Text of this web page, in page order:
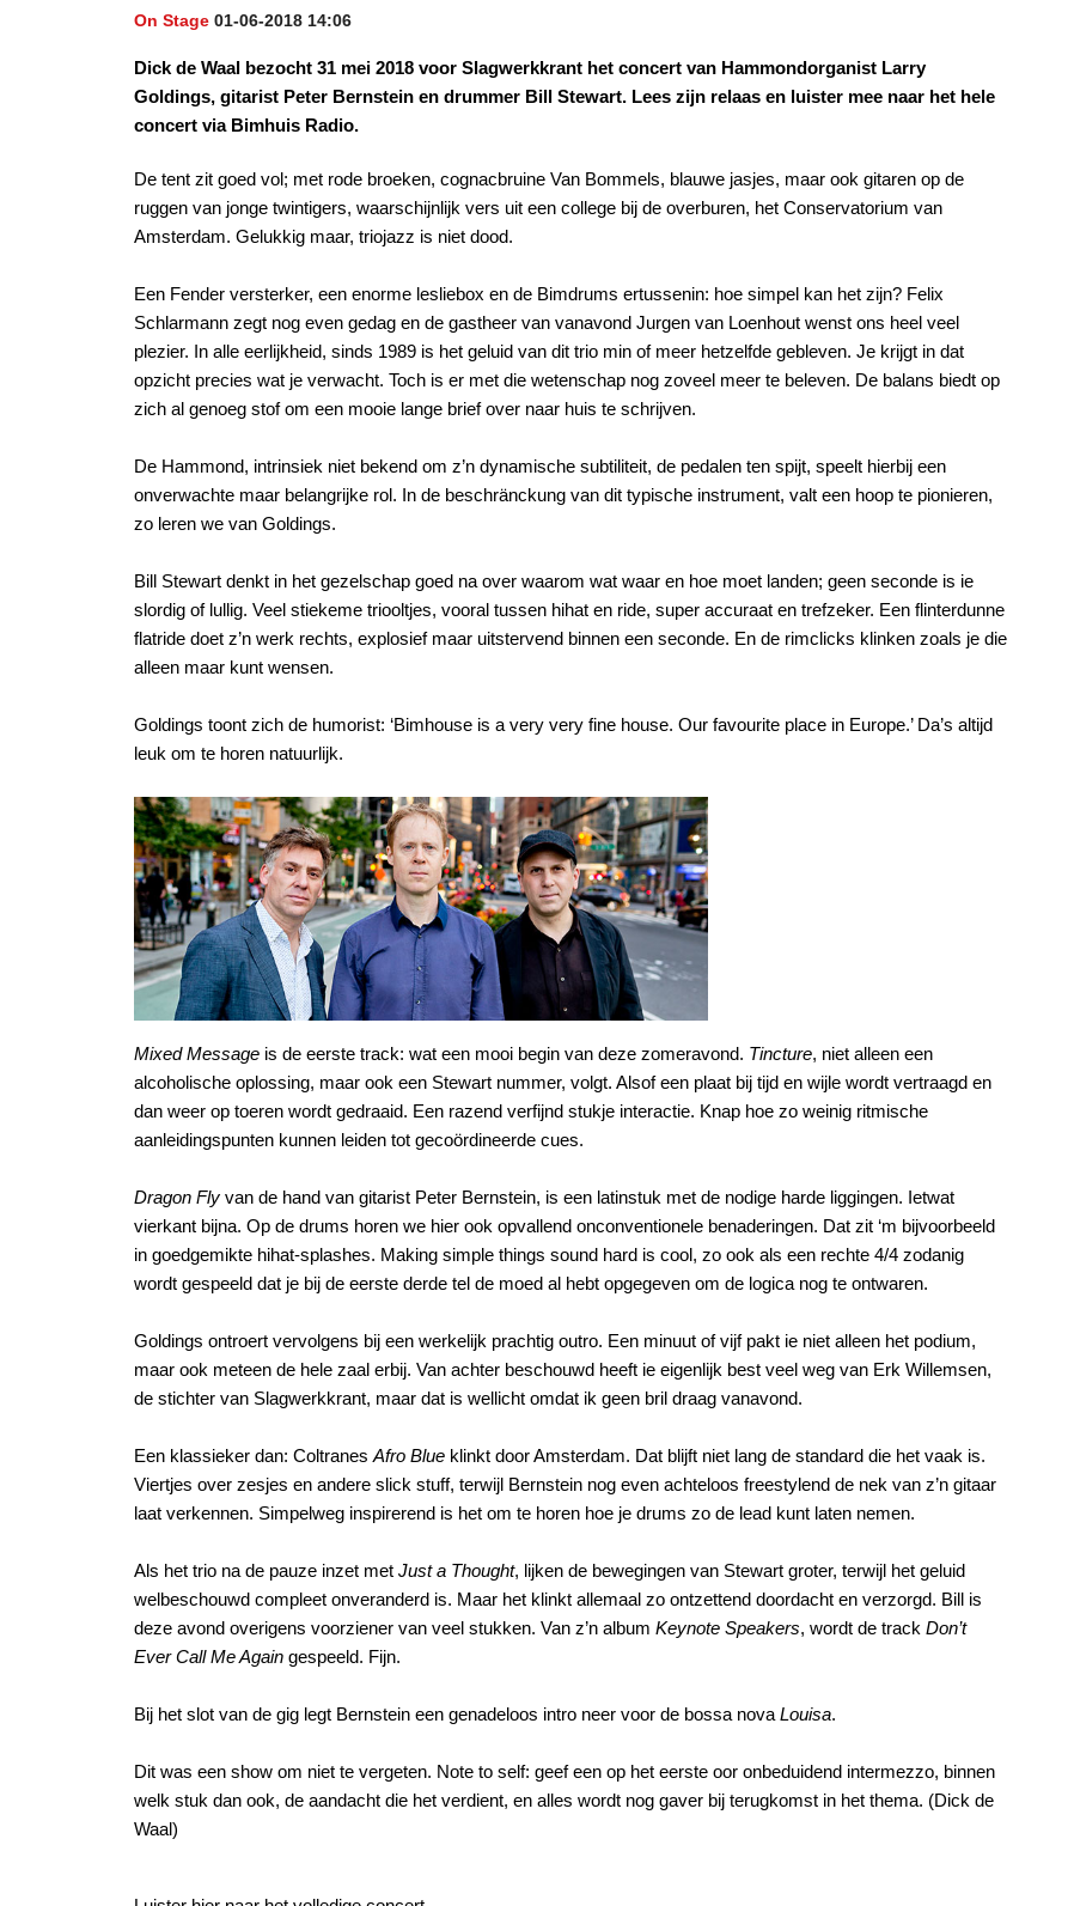
On Stage 01-06-2018 14:06
Dick de Waal bezocht 31 mei 2018 voor Slagwerkkrant het concert van Hammondorganist Larry
Goldings, gitarist Peter Bernstein en drummer Bill Stewart. Lees zijn relaas en luister mee naar het hele
concert via Bimhuis Radio.
De tent zit goed vol; met rode broeken, cognacbruine Van Bommels, blauwe jasjes, maar ook gitaren op de
ruggen van jonge twintigers, waarschijnlijk vers uit een college bij de overburen, het Conservatorium van
Amsterdam. Gelukkig maar, triojazz is niet dood.
Een Fender versterker, een enorme lesliebox en de Bimdrums ertussenin: hoe simpel kan het zijn? Felix
Schlarmann zegt nog even gedag en de gastheer van vanavond Jurgen van Loenhout wenst ons heel veel
plezier. In alle eerlijkheid, sinds 1989 is het geluid van dit trio min of meer hetzelfde gebleven. Je krijgt in dat
opzicht precies wat je verwacht. Toch is er met die wetenschap nog zoveel meer te beleven. De balans biedt op
zich al genoeg stof om een mooie lange brief over naar huis te schrijven.
De Hammond, intrinsiek niet bekend om z’n dynamische subtiliteit, de pedalen ten spijt, speelt hierbij een
onverwachte maar belangrijke rol. In de beschränckung van dit typische instrument, valt een hoop te pionieren,
zo leren we van Goldings.
Bill Stewart denkt in het gezelschap goed na over waarom wat waar en hoe moet landen; geen seconde is ie
slordig of lullig. Veel stiekeme triooltjes, vooral tussen hihat en ride, super accuraat en trefzeker. Een flinterdunne
flatride doet z’n werk rechts, explosief maar uitstervend binnen een seconde. En de rimclicks klinken zoals je die
alleen maar kunt wensen.
Goldings toont zich de humorist: ‘Bimhouse is a very very fine house. Our favourite place in Europe.’ Da’s altijd
leuk om te horen natuurlijk.
Mixed Message is de eerste track: wat een mooi begin van deze zomeravond. Tincture, niet alleen een
alcoholische oplossing, maar ook een Stewart nummer, volgt. Alsof een plaat bij tijd en wijle wordt vertraagd en
dan weer op toeren wordt gedraaid. Een razend verfijnd stukje interactie. Knap hoe zo weinig ritmische
aanleidingspunten kunnen leiden tot gecoördineerde cues.
Dragon Fly van de hand van gitarist Peter Bernstein, is een latinstuk met de nodige harde liggingen. Ietwat
vierkant bijna. Op de drums horen we hier ook opvallend onconventionele benaderingen. Dat zit ‘m bijvoorbeeld
in goedgemikte hihat-splashes. Making simple things sound hard is cool, zo ook als een rechte 4/4 zodanig
wordt gespeeld dat je bij de eerste derde tel de moed al hebt opgegeven om de logica nog te ontwaren.
Goldings ontroert vervolgens bij een werkelijk prachtig outro. Een minuut of vijf pakt ie niet alleen het podium,
maar ook meteen de hele zaal erbij. Van achter beschouwd heeft ie eigenlijk best veel weg van Erk Willemsen,
de stichter van Slagwerkkrant, maar dat is wellicht omdat ik geen bril draag vanavond.
Een klassieker dan: Coltranes Afro Blue klinkt door Amsterdam. Dat blijft niet lang de standard die het vaak is.
Viertjes over zesjes en andere slick stuff, terwijl Bernstein nog even achteloos freestylend de nek van z’n gitaar
laat verkennen. Simpelweg inspirerend is het om te horen hoe je drums zo de lead kunt laten nemen.
Als het trio na de pauze inzet met Just a Thought, lijken de bewegingen van Stewart groter, terwijl het geluid
welbeschouwd compleet onveranderd is. Maar het klinkt allemaal zo ontzettend doordacht en verzorgd. Bill is
deze avond overigens voorziener van veel stukken. Van z’n album Keynote Speakers, wordt de track Don’t
Ever Call Me Again gespeeld. Fijn.
Bij het slot van de gig legt Bernstein een genadeloos intro neer voor de bossa nova Louisa.
Dit was een show om niet te vergeten. Note to self: geef een op het eerste oor onbeduidend intermezzo, binnen
welk stuk dan ook, de aandacht die het verdient, en alles wordt nog gaver bij terugkomst in het thema. (Dick de
Waal)